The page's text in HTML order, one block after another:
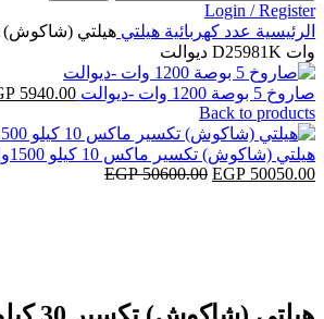
Login / Register
الرئيسية عدد كهربائية هيلتي
وات D25981K ديوالت
صاروخ 5 بوصة 1200 وات -ديوالت 5940.00
Back to products
هيلتي (شاكوش) تكسير ماكس 10 كيلو 1500وات ديوالت
EGP50600.00
السعرEGP 50050.00
السعر